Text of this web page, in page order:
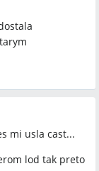
mi usla cast...
lod tak preto